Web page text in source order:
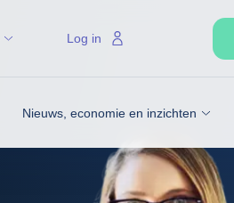
Nieuws, economie en inzichten
Log in